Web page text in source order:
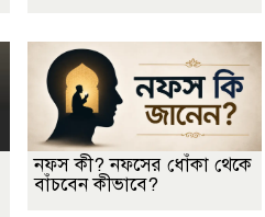
নফস কী? নফসের ধোঁকা থেকে
বাঁচবেন কীভাবে?